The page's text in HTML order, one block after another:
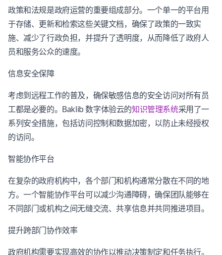
政策和法规是政府运营的重要组成部分。一个单一的平台用
于存储、更新和检索这些关键文档，确保了政策的一致实
施、减少了行政负担，并提升了透明度，从而降低了政府人
员和服务公众的速度。
信息安全保障
考虑到远程工作的普及，确保敏感信息的安全访问对所有员
工都是必要的。Baklib 数字体验云的知识管理系统采用了一
系列安全措施，包括访问控制和数据加密，以防止未经授权
的访问。
智能协作平台
在复杂的政府机构中，各个部门和机构通常分散在不同的地
方。一个智能协作平台可以减少沟通障碍，确保团队能够在
不同部门或机构之间无缝交流、共享信息并共同推进项目。
提升跨部门协作效率
政府机构需要实现高效的协作以推动决策制定和任务执行。